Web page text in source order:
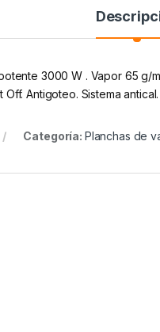
3000 W . Vapor 65 g/
Antigoteo. Sistema antical.
Categoría: Planchas de